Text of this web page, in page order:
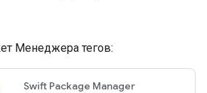
Менеджера тегов:
Swift Package Manager